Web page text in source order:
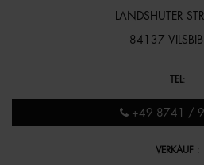
LANDSHUTER
84137
TEL :
+49 8741 /
VERKAUF :